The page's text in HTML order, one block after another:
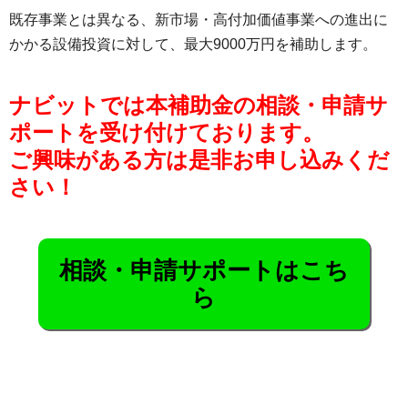
既存事業とは異なる、新市場・高付加価値事業への進出に
かかる設備投資に対して、最大9000万円を補助します。
ナビットでは本補助金の相談・申請サ
ポートを受け付けております。
ご興味がある方は是非お申し込みくだ
さい！
相談・申請サポートはこち
ら